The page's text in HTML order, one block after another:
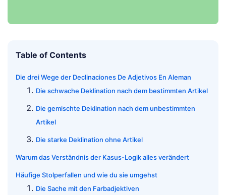
Table of Contents
Die drei Wege der Declinaciones De Adjetivos En Aleman
Die schwache Deklination nach dem bestimmten Artikel
Die gemischte Deklination nach dem unbestimmten
Artikel
Die starke Deklination ohne Artikel
Warum das Verständnis der Kasus-Logik alles verändert
Häufige Stolperfallen und wie du sie umgehst
Die Sache mit den Farbadjektiven